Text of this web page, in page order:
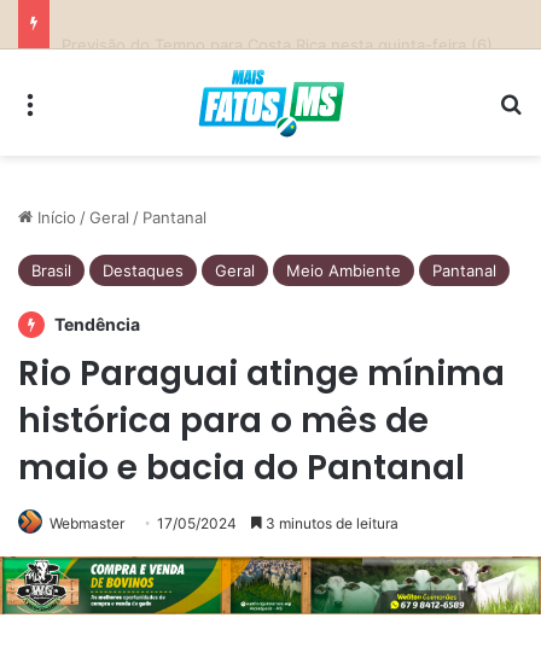
Início /Geral / Pantanal
Brasil Destaques Geral Meio Ambiente Pantanal
Tendência
Rio Paraguai atinge mínima
histórica para o mês de
maio e bacia do Pantanal
Webmaster 17/05/2024 3 minutos de leitura